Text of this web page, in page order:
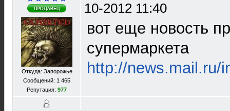
Откуда: Запорожье
Сообщений: 1 465
Репутация: 977
10-2012 11:40
вот еще новость
супермаркета
http://news.mail.ru/